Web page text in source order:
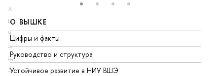
Х
Ц
Ч
Ш
Щ
Э
О ВЫШКЕ
Цифры и факты
Руководство и структура
Устойчивое развитие в НИУ ВШЭ